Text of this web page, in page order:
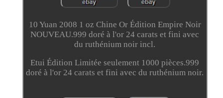
10 Yuan 2008 1 oz Chine Or Édition Empire Noir
NOUVEAU.999 doré à l'or 24 carats et fini avec
du ruthénium noir incl.
Etui Édition Limitée seulement 1000 pièces.999
doré à l'or 24 carats et fini avec du ruthénium noir.